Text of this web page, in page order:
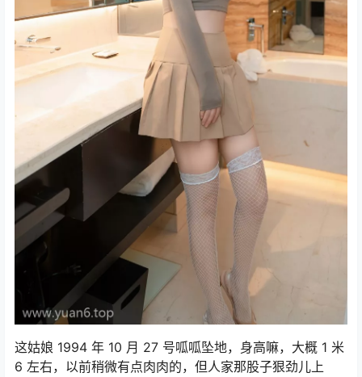
这姑娘 1994 年 10 月 27 号呱呱坠地，身高嘛，大概 1 米
6 左右，以前稍微有点肉肉的，但人家那股子狠劲儿上